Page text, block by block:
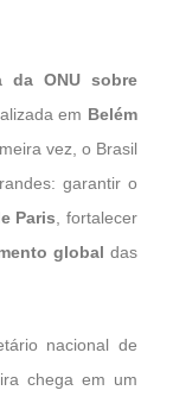
da ONU sobre
em Belém
vez, o Brasil
garantir o
Paris, fortalecer
globaldas
nacional de
chega em um